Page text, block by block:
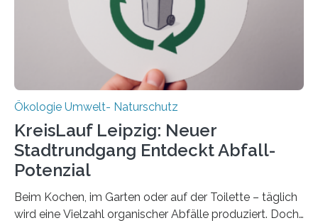
zwei weitere Jahre mit rund 1,2 Millionen Euro. „Wir
freuen uns sehr über…
Ökologie Umwelt- Naturschutz
KreisLauf Leipzig: Neuer
Stadtrundgang Entdeckt Abfall-
Potenzial
Beim Kochen, im Garten oder auf der Toilette – täglich
wird eine Vielzahl organischer Abfälle produziert. Doch